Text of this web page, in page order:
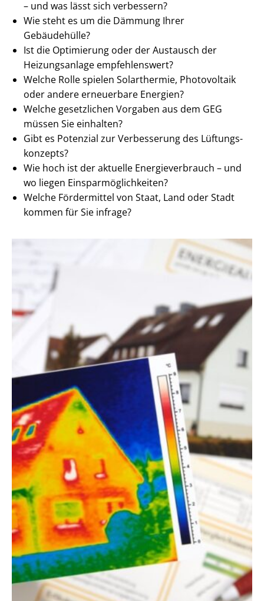
– und was lässt sich verbessern?
Wie steht es um die Dämmung Ihrer
Gebäudehülle?
Ist die Optimierung oder der Austausch der
Heizungsanlage empfehlenswert?
Welche Rolle spielen Solarthermie, Photovoltaik
oder andere erneuerbare Energien?
Welche gesetzlichen Vorgaben aus dem GEG
müssen Sie einhalten?
Gibt es Potenzial zur Verbesserung des Lüf­tungs­
kon­zepts?
Wie hoch ist der aktuelle En­er­gie­ver­brauch – und
wo liegen Ein­spar­mög­lich­kei­ten?
Welche Fördermittel von Staat, Land oder Stadt
kommen für Sie infrage?